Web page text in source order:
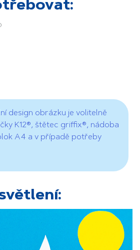
design obrázku je volitelně
K12®, štětec griffix®, nádoba
A4 a v případě potřeby